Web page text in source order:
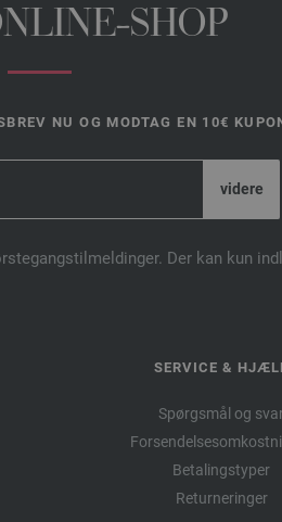
SHOP
NU OG MODTAG EN 10€
Der kan kun
SERVICE &
Spørgsmål og
Betalingstyper
Returneringer